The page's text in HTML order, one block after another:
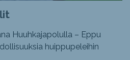
Huuhkajapolulla – Eppu
huippupeleihin